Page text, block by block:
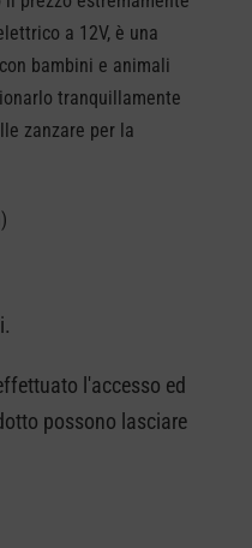
a 12V, è una
bambini e animali
tranquillamente
zanzare per la
l'accesso ed
possono lasciare